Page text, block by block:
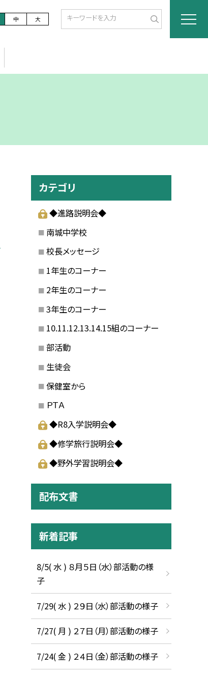
中 大
カテゴリ
◆進路説明会◆
南城中学校
校長メッセージ
1年生のコーナー
2年生のコーナー
3年生のコーナー
10.11.12.13.14.15組のコーナー
部活動
生徒会
保健室から
ＰＴＡ
◆R8入学説明会◆
◆修学旅行説明会◆
◆野外学習説明会◆
配布文書
新着記事
8/5( 水 ) ８月５日（水）部活動の様
子
7/29( 水 ) ２９日（水）部活動の様子
7/27( 月 ) ２７日（月）部活動の様子
7/24( 金 ) ２４日（金）部活動の様子